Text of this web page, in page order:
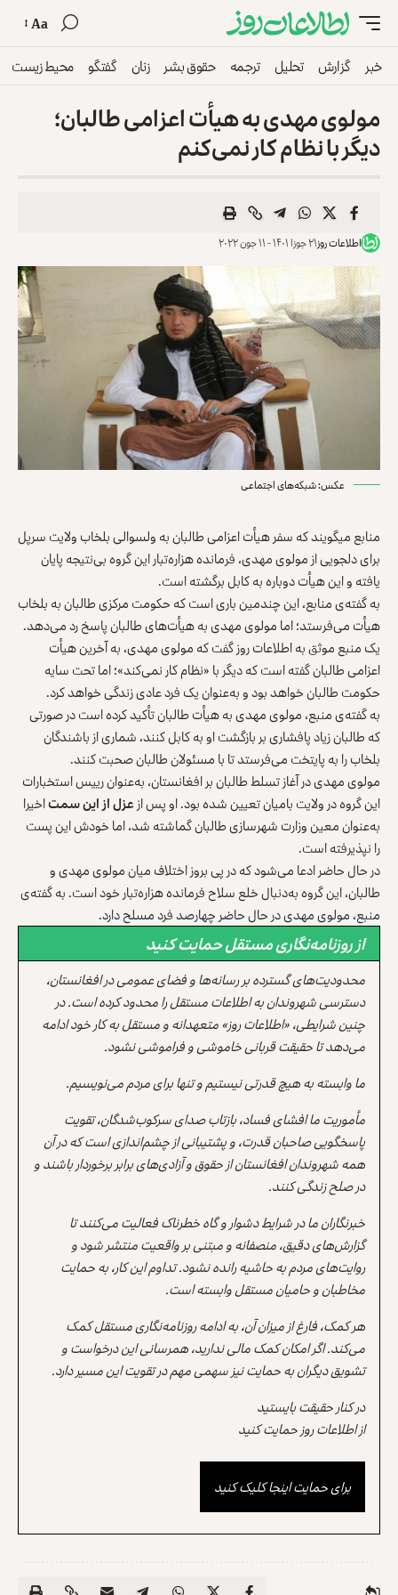
Aa
خبر گزارش تحلیل ترجمه حقوق بشر زنان گفتگو محیط زیست
مولوی مهدی به هیأت اعزامی طالبان؛
دیگر با نظام کار نمی‌کنم
اطلاعات روز۲۱ جوزا ۱۴۰۱ - ۱۱ جون ۲۰۲۲
عکس: شبکه‌های اجتماعی
منابع می‎گویند که سفر هیأت اعزامی طالبان به ولسوالی بلخاب ولایت سرپل
برای دلجویی از مولوی مهدی، فرمانده هزاره‌تبار این گروه بی‌نتیجه پایان
یافته و این هیأت دوباره به کابل برگشته است.
به گفته‌ی منابع، این چندمین باری است که حکومت مرکزی طالبان به بلخاب
هیأت می‌فرستد؛ اما مولوی مهدی به هیأت‌های طالبان پاسخ رد می‌دهد.
یک منبع موثق به اطلاعات روز گفت که مولوی مهدی، به آخرین هیأت
اعزامی طالبان گفته است که دیگر با «نظام کار نمی‌کند»؛ اما تحت سایه
حکومت طالبان خواهد بود و به‌عنوان یک فرد عادی زندگی خواهد کرد.
به گفته‌ی منبع، مولوی مهدی به هیأت طالبان تأکید کرده است در صورتی
که طالبان زیاد پافشاری بر بازگشت او به کابل کنند، شماری از باشندگان
بلخاب را به پایتخت می‌فرستد تا با مسئولان طالبان صحبت کنند.
مولوی مهدی در آغاز تسلط طالبان بر افغانستان، به‌عنوان رییس استخبارات
این گروه در ولایت بامیان تعیین شده بود. او پس ازعزل از این سمتاخیرا
به‌عنوان معین وزارت شهرسازی طالبان گماشته شد، اما خودش این پست
را نپذیرفته است.
در حال حاضر ادعا می‌شود که در پی بروز اختلاف میان مولوی مهدی و
طالبان، این گروه به‌دنبال خلع سلاح فرمانده هزاره‌تبار خود است. به گفته‌ی
منبع، مولوی مهدی در حال حاضر چهارصد فرد مسلح دارد.
از روزنامه‌نگاری مستقل حمایت کنید
محدودیت‌های گسترده بر رسانه‌ها و فضای عمومی در افغانستان،
دسترسی شهروندان به اطلاعات مستقل را محدود کرده است. در
چنین شرایطی، «اطلاعات روز» متعهدانه و مستقل به کار خود ادامه
می‌دهد تا حقیقت قربانی خاموشی و فراموشی نشود.
ما وابسته به هیچ قدرتی نیستیم و تنها برای مردم می‌نویسیم.
مأموریت ما افشای فساد، بازتاب صدای سرکوب‌شدگان، تقویت
پاسخگویی صاحبان قدرت، و پشتیبانی از چشم‌اندازی است که در آن
همه شهروندان افغانستان از حقوق و آزادی‌های برابر برخوردار باشند و
در صلح زندگی کنند.
خبرنگاران ما در شرایط دشوار و گاه خطرناک فعالیت می‌کنند تا
گزارش‌های دقیق، منصفانه و مبتنی بر واقعیت منتشر شود و
روایت‌های مردم به حاشیه رانده نشود. تداوم این کار، به حمایت
مخاطبان و حامیان مستقل وابسته است.
هر کمک، فارغ از میزان آن، به ادامه روزنامه‌نگاری مستقل کمک
می‌کند. اگر امکان کمک مالی ندارید، همرسانی این درخواست و
تشویق دیگران به حمایت نیز سهمی مهم در تقویت این مسیر دارد.
در کنار حقیقت بایستید
از اطلاعات روز حمایت کنید
برای حمایت اینجا کلیک کنید